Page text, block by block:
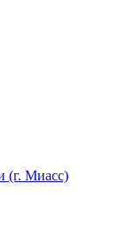
(г. Миасс)